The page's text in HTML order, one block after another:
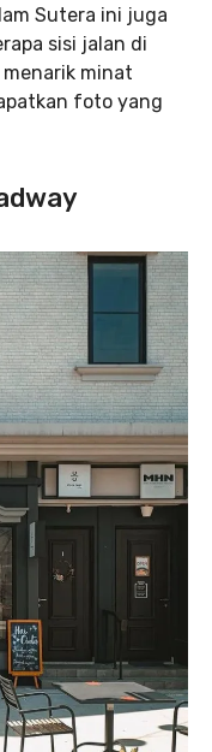
Sutera ini juga
sisi jalan di
minat
foto yang